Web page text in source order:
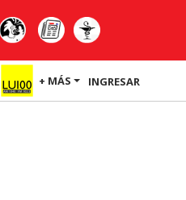
+ MÁS INGRESAR